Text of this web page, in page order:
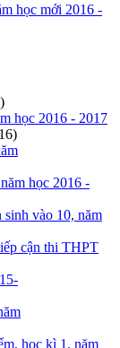
học mới 2016 -
học 2016 - 2017
học 2016 -
vào 10, năm
cận thi THPT
học kì 1, năm